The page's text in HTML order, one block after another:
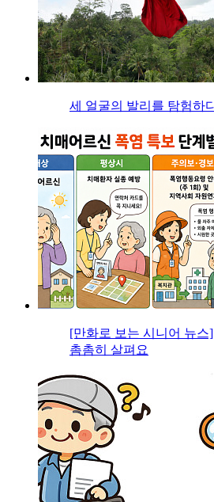
세 얼굴의 발리를 탐험하
[만화로 보는 시니어 뉴스
촘촘히 살펴요